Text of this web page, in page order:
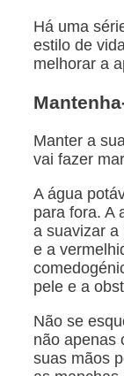
Há uma
estilo de
melhorar a
Manter a
vai fazer
A água
para fora. A
a suavizar a
e a
pele e a
Não se
não apenas
suas mãos